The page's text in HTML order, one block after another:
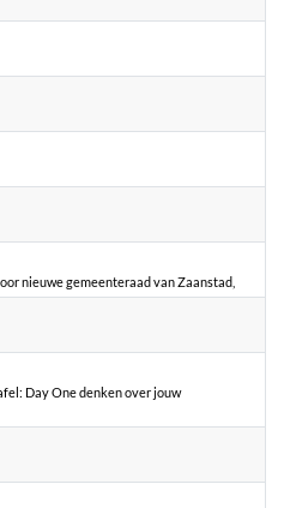
nieuwe gemeenteraad van Zaanstad,
Day One denken over jouw